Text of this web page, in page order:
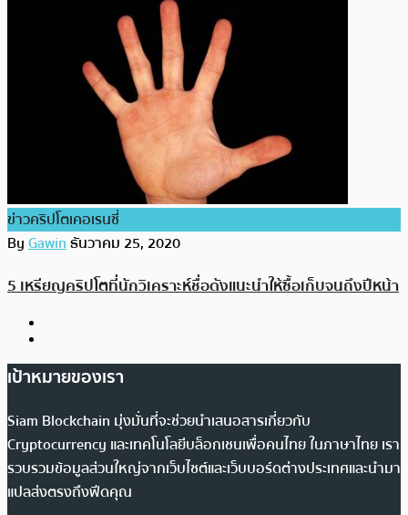
ข่าวคริปโตเคอเรนซี่
ByGawinธันวาคม 25, 2020
5 เหรียญคริปโตที่นักวิเคราะห์ชื่อดังแนะนำให้ซื้อเก็บจนถึงปีหน้า
เป้าหมายของเรา
Siam Blockchain มุ่งมั่นที่จะช่วยนำเสนอสารเกี่ยวกับ
Cryptocurrency และเทคโนโลยีบล็อกเชนเพื่อคนไทย ในภาษาไทย เรา
รวบรวมข้อมูลส่วนใหญ่จากเว็บไซต์และเว็บบอร์ดต่างประเทศและนำมา
แปลส่งตรงถึงฟีดคุณ